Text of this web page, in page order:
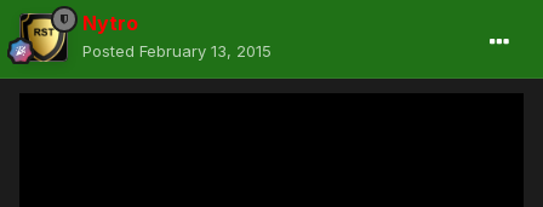
Nytro
Posted February 13, 2015